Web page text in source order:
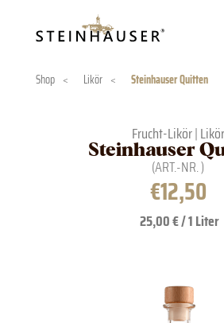
Shop < Likör < Steinhauser Quitten
Frucht-Likör|Likör
Steinhauser
(ART.-NR.)
€12,50
25,00 € / 1 Liter